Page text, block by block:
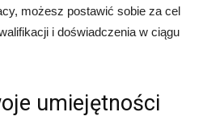
możesz postawić sobie za cel
i doświadczenia w ciągu
umiejętności